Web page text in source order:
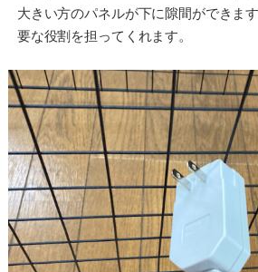
大きい方のパネルが下に隙間ができま
要な役割を担ってくれます。